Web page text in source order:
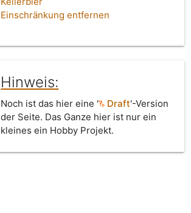
Einschränkung entfernen
Hinweis:
Noch ist das hier eine ' Draft'-Version
der Seite. Das Ganze hier ist nur ein
kleines ein Hobby Projekt.